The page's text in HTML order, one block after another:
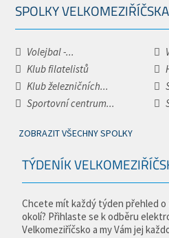
SPOLKY VELKOMEZIŘÍČSKA
Volejbal -...
Klub filatelistů
Klub železničních...
Sportovní centrum...
ZOBRAZIT VŠECHNY SPOLKY
TÝDENÍK
Chcete mít každý týden přehled o
okolí? Přihlaste se k odběru
Velkomeziříčsko a my Vám jej